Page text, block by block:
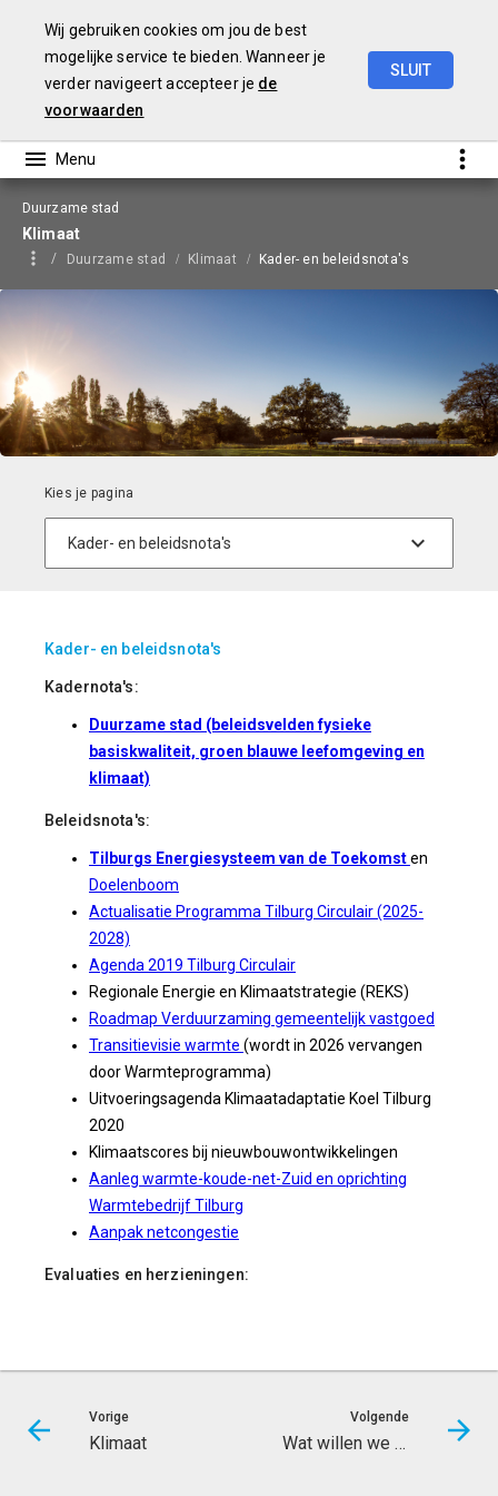
Wij gebruiken cookies om jou de best
mogelijke service te bieden. Wanneer je
verder navigeert accepteer je de
voorwaarden
SLUIT
Duurzame stad
Klimaat
Duurzame stad Klimaat Kader- en beleidsnota's
Kader- en beleidsnota's
Kadernota's:
Duurzame stad (beleidsvelden fysieke
basiskwaliteit, groen blauwe leefomgeving en
klimaat)
Beleidsnota's:
Tilburgs Energiesysteem van de Toekomsten
Doelenboom
Actualisatie Programma Tilburg Circulair (2025-
2028)
Agenda 2019 Tilburg Circulair
Regionale Energie en Klimaatstrategie (REKS)
Roadmap Verduurzaming gemeentelijk vastgoed
Transitievisie warmte (wordt in 2026 vervangen
door Warmteprogramma)
Uitvoeringsagenda Klimaatadaptatie Koel Tilburg
2020
Klimaatscores bij nieuwbouwontwikkelingen
Aanleg warmte-koude-net-Zuid en oprichting
Warmtebedrijf Tilburg
Aanpak netcongestie
Evaluaties en herzieningen:
Vorige
Klimaat
Volgende
Wat willen we bereiken